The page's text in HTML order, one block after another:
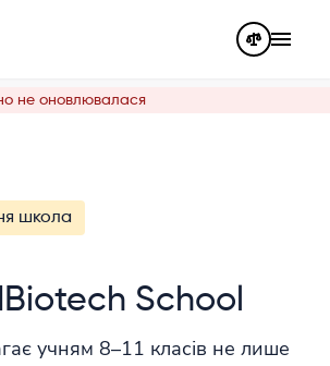
не оновлювалася
школа
School
учням 8–11 класів не лише